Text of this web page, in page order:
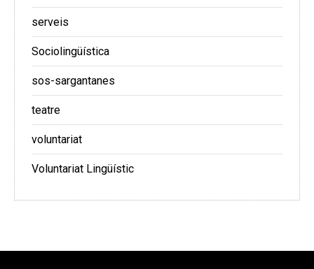
serveis
Sociolingüística
sos-sargantanes
teatre
voluntariat
Voluntariat Lingüístic